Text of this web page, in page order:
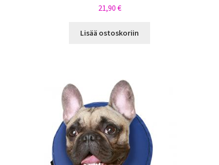
21,90 €
Lisää ostoskoriin